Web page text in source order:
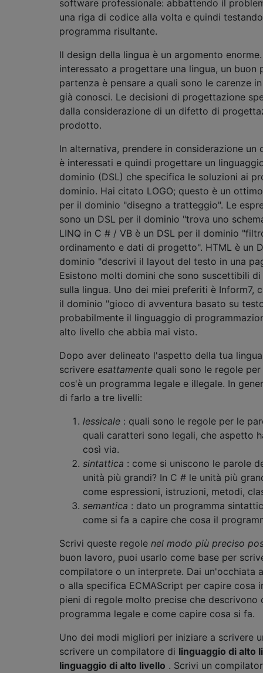
software professionale: abbattendo il
una riga di codice alla volta e quindi
programma risultante.
Il design della lingua è un argomento
interessato a progettare una lingua, un buon
partenza è pensare a quali sono le carenze
già conosci. Le decisioni di progettazione
dalla considerazione di un difetto di
prodotto.
In alternativa, prendere in considerazione un
è interessati e quindi progettare un
dominio (DSL) che specifica le soluzioni ai
dominio. Hai citato LOGO; questo è un
per il dominio "disegno a tratteggio". Le
sono un DSL per il dominio "trova uno
LINQ in C # / VB è un DSL per il dominio
ordinamento e dati di progetto". HTML è un
dominio "descrivi il layout del testo in una
Esistono molti domini che sono suscettibili
sulla lingua. Uno dei miei preferiti è Inform7,
il dominio "gioco di avventura basato su
probabilmente il linguaggio di
alto livello che abbia mai visto.
Dopo aver delineato l'aspetto della tua
scrivere esattamente quali sono le regole
cos'è un programma legale e illegale. In
di farlo a tre livelli:
lessicale : quali sono le regole per le
quali caratteri sono legali, che aspetto
così via.
sintattica : come si uniscono le parole
unità più grandi? In C # le unità più
come espressioni, istruzioni, metodi,
semantica : dato un programma
come si fa a capire che cosa il
Scrivi queste regole nel modo più preciso
buon lavoro, puoi usarlo come base per
compilatore o un interprete. Dai un'occhiata
o alla specifica ECMAScript per capire cosa
pieni di regole molto precise che descrivono
programma legale e come capire cosa si fa.
Uno dei modi migliori per iniziare a scrivere
scrivere un compilatore di linguaggio di alto
linguaggio di alto livello . Scrivi un